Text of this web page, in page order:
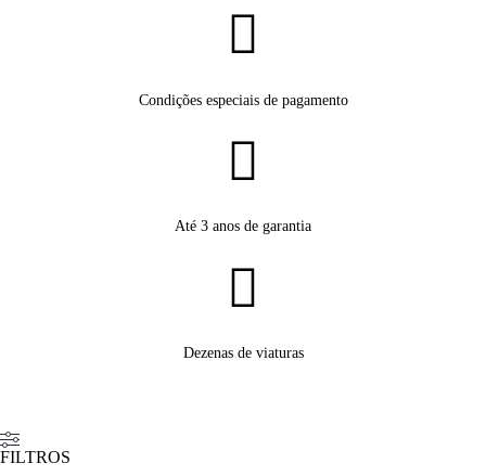
Condições especiais de pagamento
Até 3 anos de garantia
Dezenas de viaturas
FILTROS